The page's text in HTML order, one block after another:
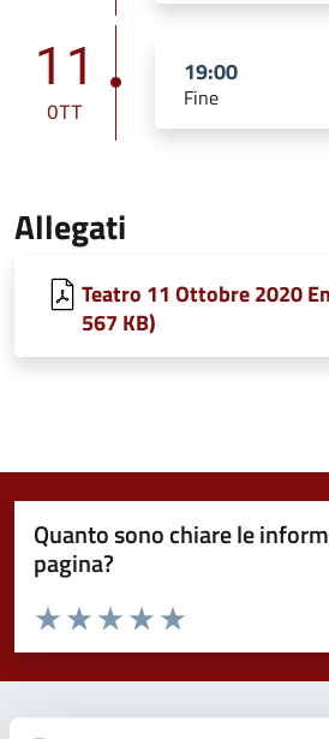
11
OTT
19:00
Fine
Allegati
Teatro 11 Ottobre 2020
567 KB)
Quanto sono chiare le
pagina?
Valuta da 1 a 5 stelle la pagina
Valuta 5 stelle su 5
Valuta 4 stelle su 5
Valuta 3 stelle su 5
Valuta 2 stelle su 5
Valuta 1 stelle su 5